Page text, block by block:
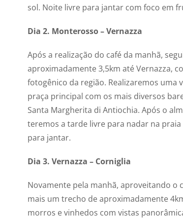
sol. Noite livre para jantar com foco em
Dia 2. Monterosso – Vernazza
Após a realização do café da manhã,
aproximadamente 3,5km até Vernazza,
fotogênico da região. Realizaremos uma
praça principal com os mais diversos
Santa Margherita di Antiochia. Após o
teremos a tarde livre para nadar na
para jantar.
Dia 3. Vernazza – Corniglia
Novamente pela manhã, aproveitando o
mais um trecho de aproximadamente
morros e vinhedos com vistas